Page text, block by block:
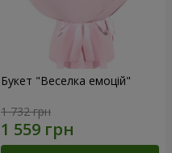
Букет "Веселка емоцій"
1 732 грн